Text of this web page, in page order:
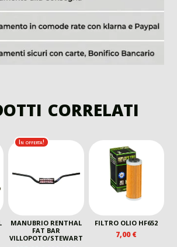
correlati
In offerta!
MANUBRIO RENTHAL
FAT BAR
VILLOPOTO/STEWART
FILTRO OLIO HF652
7,00€